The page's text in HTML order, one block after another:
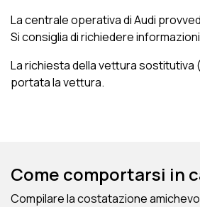
La centrale operativa di Audi
Si consiglia di richiedere
La richiesta della vettura sostitutiva
portata la vettura.
Come comportarsi in
Compilare la costatazione